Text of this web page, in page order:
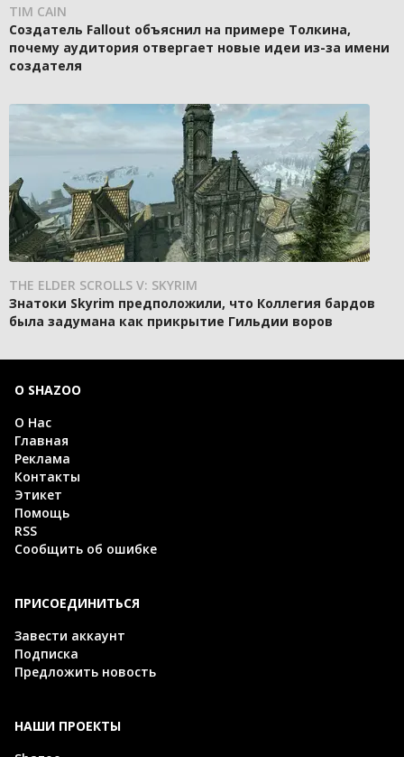
TIM CAIN
Создатель Fallout объяснил на примере Толкина,
почему аудитория отвергает новые идеи из-за имени
создателя
THE ELDER SCROLLS V: SKYRIM
Знатоки Skyrim предположили, что Коллегия бардов
была задумана как прикрытие Гильдии воров
О SHAZOO
О Нас
Главная
Реклама
Контакты
Этикет
Помощь
RSS
Сообщить об ошибке
ПРИСОЕДИНИТЬСЯ
Завести аккаунт
Подписка
Предложить новость
НАШИ ПРОЕКТЫ